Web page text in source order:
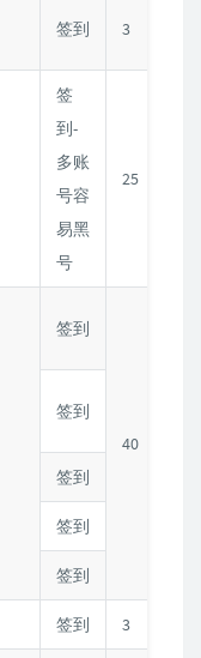
签到 3
签
到-
多账
号容
易黑
号
25
签到
40
签到
签到
签到
签到
签到 3